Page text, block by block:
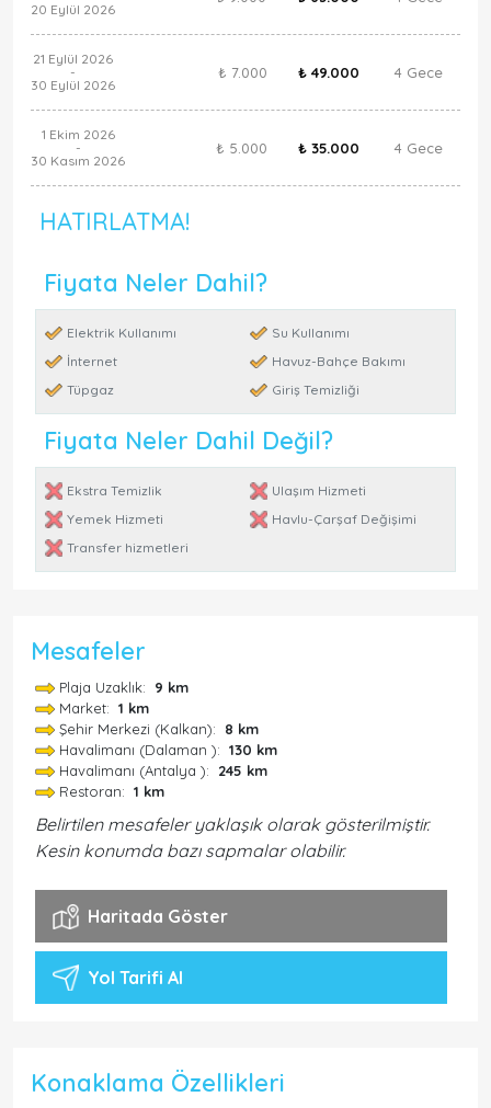
20 Eylül 2026
21 Eylül 2026
-
30 Eylül 2026
₺ 7.000 ₺ 49.000 4 Gece
1 Ekim 2026
-
30 Kasım 2026
₺ 5.000 ₺ 35.000 4 Gece
HATIRLATMA!
Fiyata Neler Dahil?
Elektrik Kullanımı
Su Kullanımı
İnternet
Havuz-Bahçe Bakımı
Tüpgaz
Giriş Temizliği
Fiyata Neler Dahil Değil?
Ekstra Temizlik
Ulaşım Hizmeti
Yemek Hizmeti
Havlu-Çarşaf Değişimi
Transfer hizmetleri
Mesafeler
Plaja Uzaklık: 9 km
Market: 1 km
Şehir Merkezi (Kalkan): 8 km
Havalimanı (Dalaman ): 130 km
Havalimanı (Antalya ): 245 km
Restoran: 1 km
Belirtilen mesafeler yaklaşık olarak gösterilmiştir.
Kesin konumda bazı sapmalar olabilir.
Haritada Göster
Yol Tarifi Al
Konaklama Özellikleri